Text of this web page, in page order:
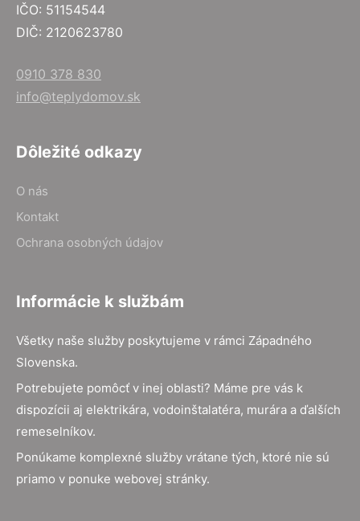
IČO: 51154544
DIČ: 2120623780
0910 378 830
info@teplydomov.sk
Dôležité odkazy
O nás
Kontakt
Ochrana osobných údajov
Informácie k službám
Všetky naše služby poskytujeme v rámci Západného
Slovenska.
Potrebujete pomôcť v inej oblasti? Máme pre vás k
dispozícii aj elektrikára, vodoinštalatéra, murára a ďalších
remeselníkov.
Ponúkame komplexné služby vrátane tých, ktoré nie sú
priamo v ponuke webovej stránky.